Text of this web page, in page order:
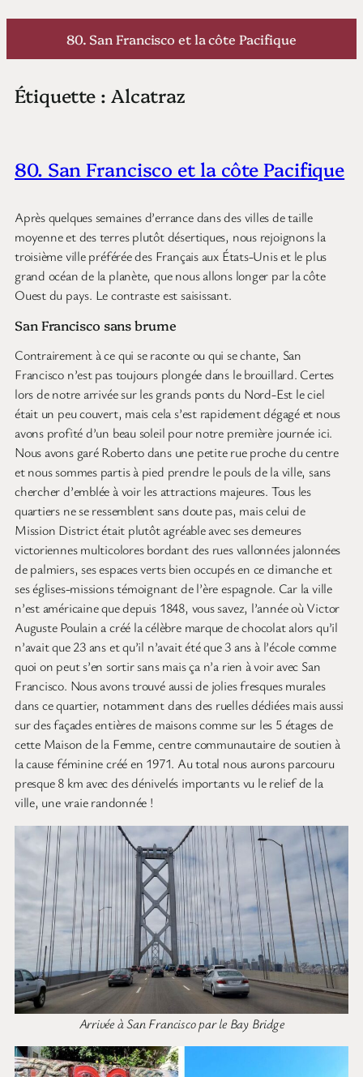
Aller
80. San Francisco et la côte Pacifique
Étiquette : Alcatraz
80. San Francisco et la côte Pacifique
Après quelques semaines d’errance dans des villes de taille
moyenne et des terres plutôt désertiques, nous rejoignons la
troisième ville préférée des Français aux États-Unis et le plus
grand océan de la planète, que nous allons longer par la côte
Ouest du pays. Le contraste est saisissant.
San Francisco sans brume
Contrairement à ce qui se raconte ou qui se chante, San
Francisco n’est pas toujours plongée dans le brouillard. Certes
lors de notre arrivée sur les grands ponts du Nord-Est le ciel
était un peu couvert, mais cela s’est rapidement dégagé et nous
avons profité d’un beau soleil pour notre première journée ici.
Nous avons garé Roberto dans une petite rue proche du centre
et nous sommes partis à pied prendre le pouls de la ville, sans
chercher d’emblée à voir les attractions majeures. Tous les
quartiers ne se ressemblent sans doute pas, mais celui de
Mission District était plutôt agréable avec ses demeures
victoriennes multicolores bordant des rues vallonnées jalonnées
de palmiers, ses espaces verts bien occupés en ce dimanche et
ses églises-missions témoignant de l’ère espagnole. Car la ville
n’est américaine que depuis 1848, vous savez, l’année où Victor
Auguste Poulain a créé la célèbre marque de chocolat alors qu’il
n’avait que 23 ans et qu’il n’avait été que 3 ans à l’école comme
quoi on peut s’en sortir sans mais ça n’a rien à voir avec San
Francisco. Nous avons trouvé aussi de jolies fresques murales
dans ce quartier, notamment dans des ruelles dédiées mais aussi
sur des façades entières de maisons comme sur les 5 étages de
cette Maison de la Femme, centre communautaire de soutien à
la cause féminine créé en 1971. Au total nous aurons parcouru
presque 8 km avec des dénivelés importants vu le relief de la
ville, une vraie randonnée !
Arrivée à San Francisco par le Bay Bridge